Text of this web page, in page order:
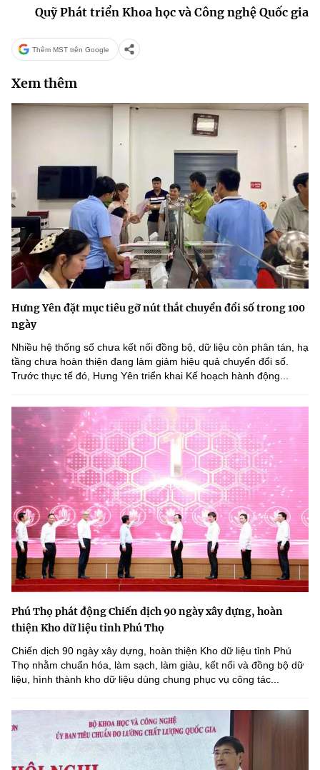
Quỹ Phát triển Khoa học và Công nghệ Quốc gia
Thêm MST trên Google
Xem thêm
Hưng Yên đặt mục tiêu gỡ nút thắt chuyển đổi số trong 100
ngày
Nhiều hệ thống số chưa kết nối đồng bộ, dữ liệu còn phân tán, hạ
tầng chưa hoàn thiện đang làm giảm hiệu quả chuyển đổi số.
Trước thực tế đó, Hưng Yên triển khai Kế hoạch hành động...
Phú Thọ phát động Chiến dịch 90 ngày xây dựng, hoàn
thiện Kho dữ liệu tỉnh Phú Thọ
Chiến dịch 90 ngày xây dựng, hoàn thiện Kho dữ liệu tỉnh Phú
Thọ nhằm chuẩn hóa, làm sạch, làm giàu, kết nối và đồng bộ dữ
liệu, hình thành kho dữ liệu dùng chung phục vụ công tác...